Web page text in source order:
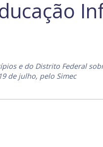
e do Distrito Federal
de julho, pelo Simec